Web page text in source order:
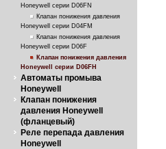
Honeywell серии D06FN
Клапан понижения давления
Honeywell серии D04FM
Клапан понижения давления
Honeywell серии D06F
Клапан понижения давления
Honeywell серии D06FH
Автоматы промыва
Honeywell
Клапан понижения
давления Honeywell
(фланцевый)
Реле перепада давления
Honeywell